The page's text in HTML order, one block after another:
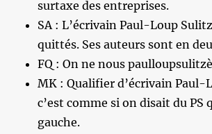
surtaxe des entreprises.
SA : L’écrivain Paul-Loup
quittés. Ses auteurs sont en
FQ : On ne nous
MK : Qualifier d’écrivain Paul-
c’est comme si on disait du PS
gauche.